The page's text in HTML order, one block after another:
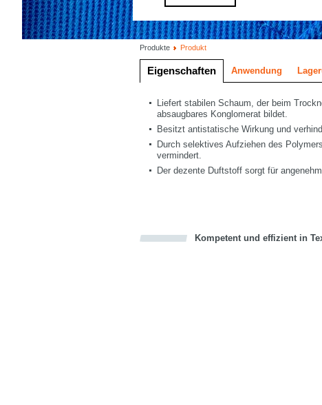
Produkte Produkt
Eigenschaften Anwendung
Liefert stabilen Schaum, der beim
absaugbares Konglomerat bildet.
Besitzt antistatische Wirkung und
Durch selektives Aufziehen des
vermindert.
Der dezente Duftstoff sorgt für
Kompetent und effizient in